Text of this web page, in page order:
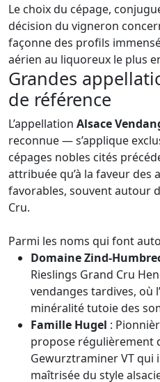
Le choix du cépage,
décision du vigneron
façonne des profils
aérien au liquoreux le plus
Grandes
de référence
L’appellation Alsace
reconnue — s’applique
cépages nobles cités
attribuée qu’à la faveur des
favorables, souvent autour
Cru.
Parmi les noms qui font
Domaine Zind-
Rieslings Grand Cru
vendanges tardives, où
minéralité tutoie des
Famille Hugel :
propose régulièrement
Gewurztraminer VT
maîtrisée du style